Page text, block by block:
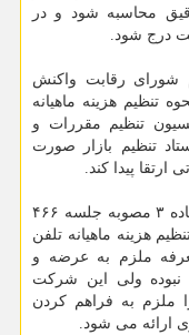
محاسبه شود و در
درج شود.
شورای رقابت واکنش
تنظیم هزینه ماهیانه
تنظیم مقررات و
تنظیم بازار صورت
پیدا کند.
طبق اعلام شرکت مخابرات، با عنایت به ماده ۳ مصوبه جلسه ۴۶۶
هزینه ماهیانه تلفن
ملزم به عرضه و
نبوده ولی این شرکت
ملزم به فراهم کردن
ارائه می شود.